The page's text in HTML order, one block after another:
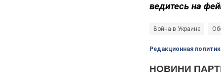
ведитесь на
Война в Украине
Редакционная